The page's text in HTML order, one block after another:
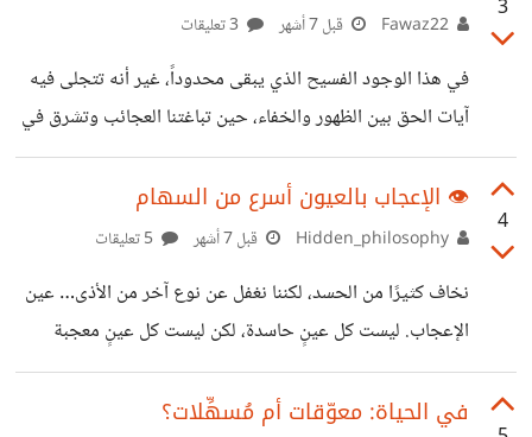
القرآن لا يصف هذا جهلًا، بل رفضًا. ﴿بَلْ كَذَّبُوا بِمَا لَمْ يُحِيطُوا
بِعِلْمِهِ﴾ المشكلة ليست نقص فهم، بل ضيق صدر عن الحقيقة.
الذكاء لا يمنع السقوط. كثيرون أذكياء، وقليلون حكماء. الذكاء
يبرّر، الحكمة توقف. ولهذا قيل: ﴿لَهُمْ قُلُوبٌ لَا يَفْقَهُونَ
3
قبل 7 أشهر
في هذا الوجود الفسيح الذي يبقى محدوداً، غير أنه تتجلى فيه
آيات الحق بين الظهور والخفاء، حين تباغتنا العجائب وتشرق في
عقولنا شمس الاكتشافات، ننساق أحياناً خلف كبرياءٍ بشري خفي
للأبد يكون معنا ظانين أنه قوة وهي مهلكة المهالك نتوهم معه
أننا قد 'اخترعنا' العجلة أو 'أوجدنا' الجمال من عدم. بيد أن
جوهرها العلمي ليست خلقاً، بل هي تلك المراقبة اليقظة
لنواميس أودعها الخالق في المادة قبل أن يحضر وعينا
4
👁️ الإعجاب بالعيون أسرع من السهام
قبل 7 أشهر
نخاف كثيرًا من الحسد، لكننا نغفل عن نوع آخر من الأذى… عين
الإعجاب. ليست كل عينٍ حاسدة، لكن ليست كل عينٍ معجبة
تبرّك. قد ينظر إليك شخص بإعجاب صادق، على نعمة، أو نجاح،
أو جمال، دون أن يذكر الله، فتكون النظرة أسرع أثرًا من السهام،
في الحياة: معوّقات أم مُسهِّلات؟